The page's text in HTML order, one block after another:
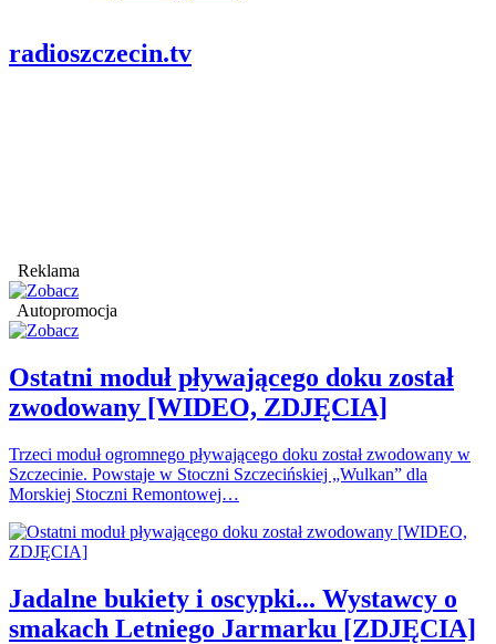
radioszczecin.tv
Reklama
Autopromocja
Ostatni moduł pływającego doku został
zwodowany [WIDEO, ZDJĘCIA]
Trzeci moduł ogromnego pływającego doku został zwodowany w
Szczecinie. Powstaje w Stoczni Szczecińskiej „Wulkan” dla
Morskiej Stoczni Remontowej…
Jadalne bukiety i oscypki... Wystawcy o
smakach Letniego Jarmarku [ZDJĘCIA]